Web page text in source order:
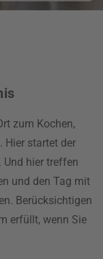
zum Kochen,
Hier startet der
hier treffen
und den Tag mit
Berücksichtigen
erfüllt, wenn Sie